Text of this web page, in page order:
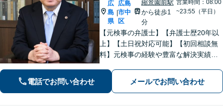
広
島
県
|
広島
市中
区
縮景園前駅
から徒歩1
分
営業時間：08:00
~23:55（平日）
【元検事の弁護士】【弁護士歴20年以
上】【土日祝対応可能】【初回相談無
料】元検事の経験や豊富な解決実績を
に的確に対応します。【必ず成功す
る】という【強い信念】をもって強気
電話でお問い合わせ メールでお問い合わせ